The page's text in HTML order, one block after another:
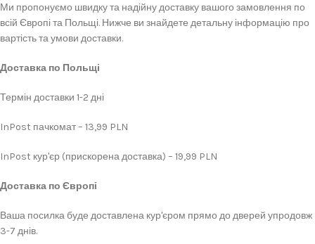
Ми пропонуємо швидку та надійну доставку вашого замовлення по
всій Європі та Польщі. Нижче ви знайдете детальну інформацію про
вартість та умови доставки.
Доставка по Польщі
Термін доставки 1-2 дні
InPost пачкомат – 13,99 PLN
InPost кур'єр (прискорена доставка) – 19,99 PLN
Доставка по Європі
Ваша посилка буде доставлена кур'єром прямо до дверей упродовж
3-7 днів.